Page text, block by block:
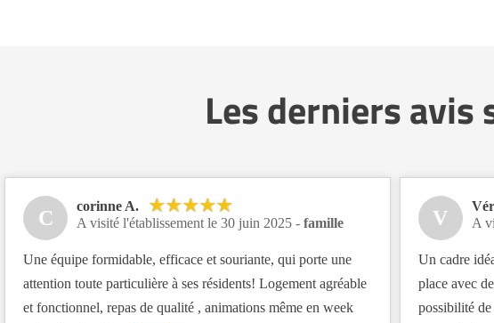
Les derniers avis
C
corinne A.
A visité l'établissement le 30 juin 2025 - famille
Une équipe formidable, efficace et souriante, qui porte une
attention toute particulière à ses résidents! Logement agréable
et fonctionnel, repas de qualité , animations même en week
V
A
Un cadre
place avec
possibilité